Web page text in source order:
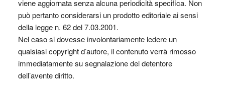
viene aggiornata senza alcuna periodicità specifica. Non
può pertanto considerarsi un prodotto editoriale ai sensi
della legge n. 62 del 7.03.2001.
Nel caso si dovesse involontariamente ledere un
qualsiasi copyright d’autore, il contenuto verrà rimosso
immediatamente su segnalazione del detentore
dell’avente diritto.